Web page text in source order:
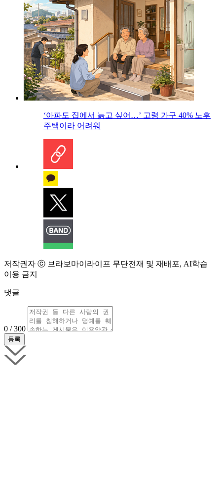
‘아파도 집에서 늙고 싶어…’ 고령 가구 40% 노후
주택이라 어려워
저작권자 ⓒ 브라보마이라이프 무단전재 및 재배포, AI학습
이용 금지
댓글
0 / 300